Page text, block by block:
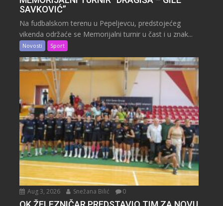
SAVKOVIĆ”
Na fudbalskom terenu u Pepeljevcu, predstojećeg
vikenda održaće se Memorijalni turnir u čast i u znak...
Novosti Sport
Aug 3, 2026 Snežana Bilić 0